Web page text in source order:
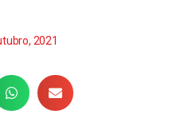
2021